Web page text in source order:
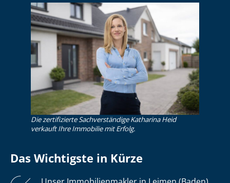
Die zertifizierte Sachverständige Katharina Heid
verkauft Ihre Immobilie mit Erfolg.
Das Wichtigste in Kürze